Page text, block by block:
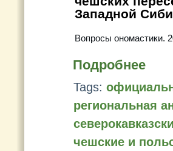
Западной
Вопросы ономастики.
Подробнее
Tags:
региональная
чешские и